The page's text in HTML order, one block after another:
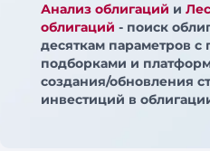
Анализ облигаций и
облигаций - поиск
десяткам параметров с
подборками и
создания/обновления
инвестиций в